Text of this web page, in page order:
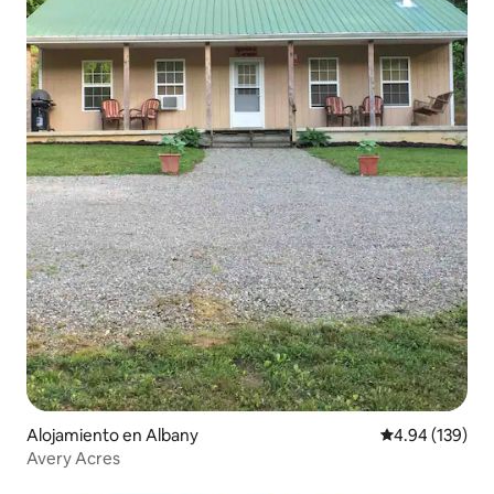
Alojamiento en Albany Calificación
4.94 (139)
Avery Acres